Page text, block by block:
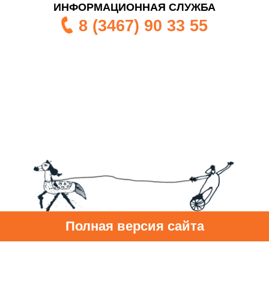
ИНФОРМАЦИОННАЯ СЛУЖБА
8 (3467) 90 33 55
Полная версия сайта